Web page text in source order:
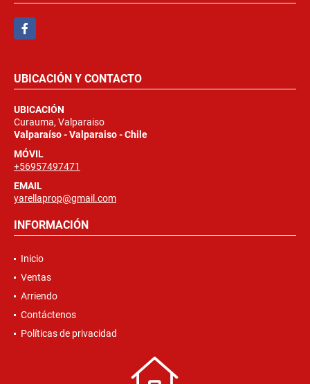
Facebook
UBICACIÓN
Curauma, Valparaiso
Valparaíso - Valparaiso - Chile
MÓVIL
+56957497471
EMAIL
Inicio
Ventas
Arriendo
Contáctenos